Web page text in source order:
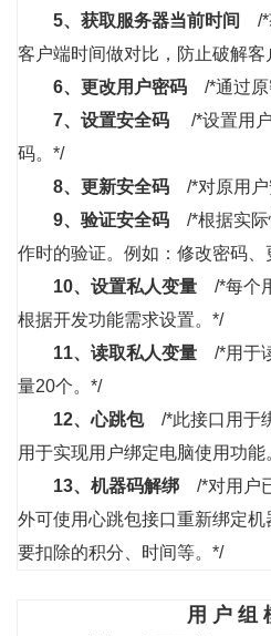
5、 获取服务器当前时间
/
客户端时间做对比，防止破解
6、 更改用户密码
/*通过
7、 设置安全码
/*设置用
码。*/
8、 更新安全码
/*对原用
9、 验证安全码
/*根据实
作时的验证。例如：修改密码
10、 设置私人变量
/*每个
根据开发功能需求设置。*/
11、 读取私人变量
/*用于
量20个。*/
12、心跳包
/*此接口用于
用于实现用户绑定电脑使用功
13、 机器码解绑
/*对用户
外可使用心跳包接口重新绑定
要扣除的积分、时间等。*/
用 户 组